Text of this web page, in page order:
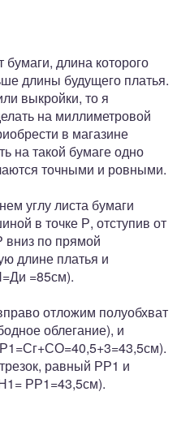
длина которого
длины будущего платья.
выкройки, то я
на миллиметровой
в магазине
на такой бумаге одно
точными и ровными.
углу листа бумаги
в точке Р, отступив от
вниз по прямой
длине платья и
=85см).
отложим полуобхват
облегание), и
равный РР1 и
РР1=43,5см).